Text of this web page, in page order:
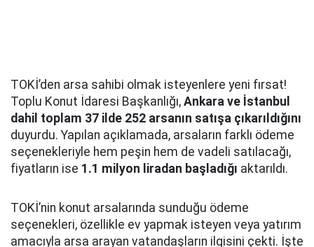
TOKİ’den arsa sahibi olmak isteyenlere yeni fırsat!
Toplu Konut İdaresi Başkanlığı, Ankara ve İstanbul
dahil toplam 37 ilde 252 arsanın satışa çıkarıldığını
duyurdu. Yapılan açıklamada, arsaların farklı ödeme
seçenekleriyle hem peşin hem de vadeli satılacağı,
fiyatların ise 1.1 milyon liradan başladığı aktarıldı.
TOKİ’nin konut arsalarında sunduğu ödeme
seçenekleri, özellikle ev yapmak isteyen veya yatırım
amacıyla arsa arayan vatandaşların ilgisini çekti. İşte